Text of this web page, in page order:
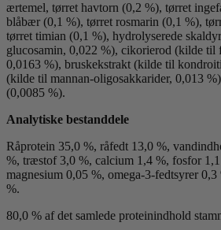
ærtemel, tørret havtorn (0,2 %), tørret
blåbær (0,1 %), tørret rosmarin (0,1 %),
tørret timian (0,1 %), hydrolyserede
glucosamin, 0,022 %), cikorierod (kilde til
0,0163 %), bruskekstrakt (kilde til
(kilde til mannan-oligosakkarider, 0,013
(0,0085 %).
Analytiske bestanddele
Råprotein 35,0 %, råfedt 13,0 %,
%, træstof 3,0 %, calcium 1,4 %, fosfor
magnesium 0,05 %, omega-3-fedtsyrer
%.
80,0 % af det samlede proteinindhold